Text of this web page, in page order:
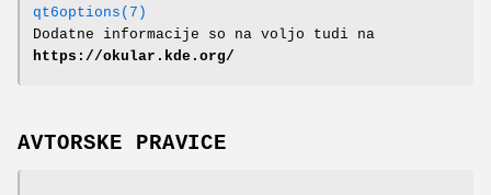
qt6options(7)
Dodatne informacije so na voljo tudi na
https://okular.kde.org/
AVTORSKE PRAVICE